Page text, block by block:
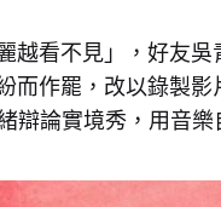
越看不見」，好友
而作罷，改以錄製
辯論實境秀，用音樂